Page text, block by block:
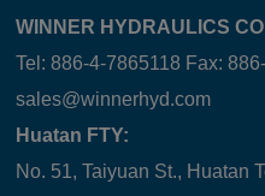
WINNER HYDRAULICS
Tel: 886-4-7865118 Fax:
sales@winnerhyd.com
Huatan FTY:
No. 51, Taiyuan St., Huatan